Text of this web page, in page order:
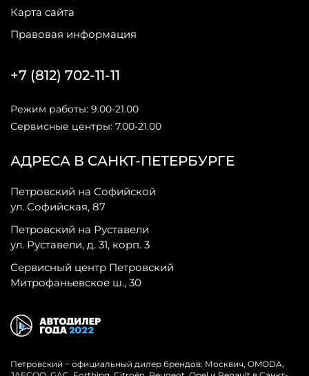
Карта сайта
Правовая информация
АДРЕСА В САНКТ-ПЕТЕРБУРГЕ
Петровский на Софийской
ул. Софийская, 87
Петровский на Руставели
ул. Руставели, д. 31, корп. 3
Сервисный центр Петровский
Митрофаньевское ш., 30
+7 (812) 702-11-11
Режим работы: 9.00-21.00
Сервисные центры: 7.00-21.00
Петровский − официальный дилер брендов: Москвич, OMODA,